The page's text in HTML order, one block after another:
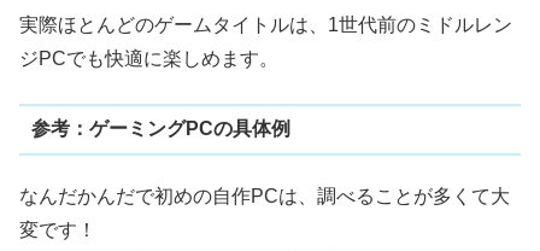
実際ほとんどのゲームタイトルは、1世代前のミドルレン
ジPCでも快適に楽しめます。
参考：ゲーミングPCの具体例
なんだかんだで初めの自作PCは、調べることが多くて大
変です！